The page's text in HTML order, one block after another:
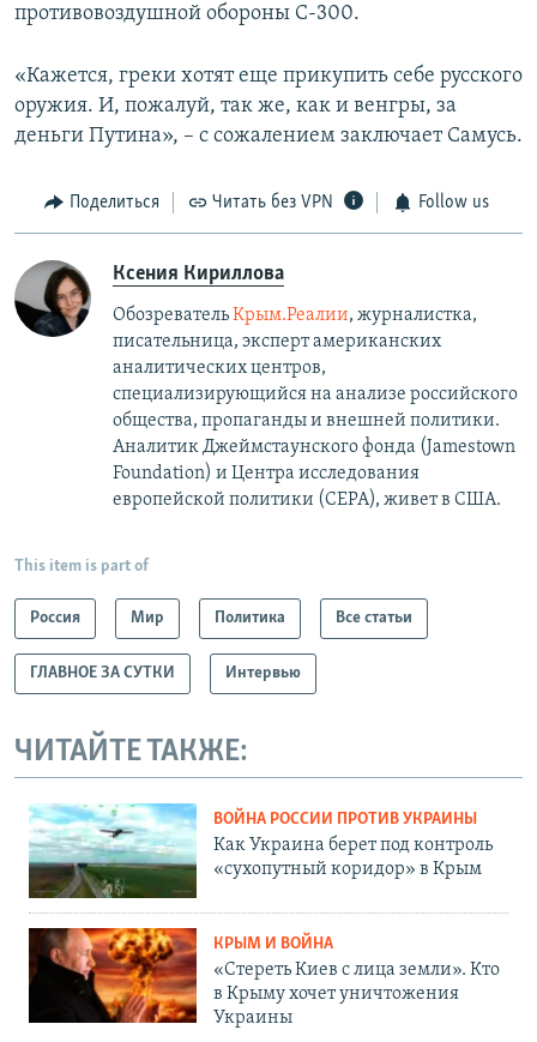
противовоздушной обороны С-300.
«Кажется, греки хотят еще прикупить себе русского
оружия. И, пожалуй, так же, как и венгры, за
деньги Путина», – с сожалением заключает Самусь.
Поделиться Читать без VPN Follow us
Ксения Кириллова
ОбозревательКрым.Реалии, журналистка,
писательница, эксперт американских
аналитических центров,
специализирующийся на анализе российского
общества, пропаганды и внешней политики.
Аналитик Джеймстаунского фонда (Jamestown
Foundation) и Центра исследования
европейской политики (CEPA), живет в США.
This item is part of
Россия Мир Политика Все статьи
ГЛАВНОЕ ЗА СУТКИ Интервью
ЧИТАЙТЕ ТАКЖЕ:
ВОЙНА РОССИИ ПРОТИВ УКРАИНЫ
Как Украина берет под контроль
«сухопутный коридор» в Крым
КРЫМ И ВОЙНА
«Стереть Киев с лица земли». Кто
в Крыму хочет уничтожения
Украины